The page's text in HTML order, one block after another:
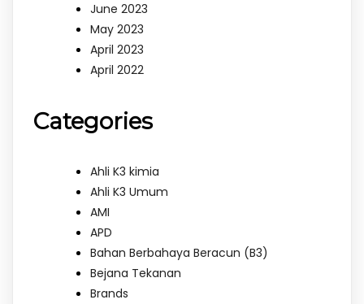
June 2023
May 2023
April 2023
April 2022
Categories
Ahli K3 kimia
Ahli K3 Umum
AMI
APD
Bahan Berbahaya Beracun (B3)
Bejana Tekanan
Brands